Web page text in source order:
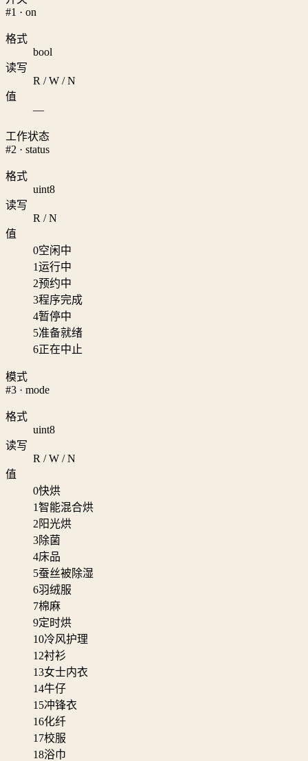
#1 · on
格式
bool
读写
R / W / N
值
—
工作状态
#2 · status
格式
uint8
读写
R / N
值
0空闲中
1运行中
2预约中
3程序完成
4暂停中
5准备就绪
6正在中止
模式
#3 · mode
格式
uint8
读写
R / W / N
值
0快烘
1智能混合烘
2 阳光烘
3除菌
4床品
5蚕丝被除湿
6羽绒服
7棉麻
9定时烘
10冷风护理
12衬衫
13女士内衣
14牛仔
15冲锋衣
16化纤
17校服
18浴巾